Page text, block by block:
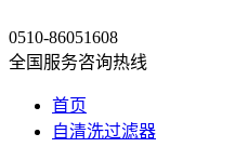
0510-86051608
全国服务咨询热线
首页
自清洗过滤器